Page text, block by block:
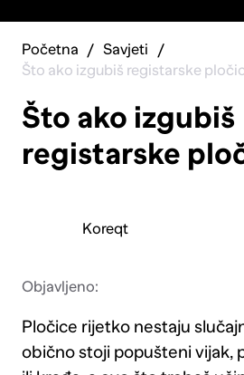
Početna
Savjeti
Što ako izgubiš registarske
Što ako izgubiš
registarske
Koreqt
Objavljeno:
Pločice rijetko nestaju
obično stoji popušteni vijak,